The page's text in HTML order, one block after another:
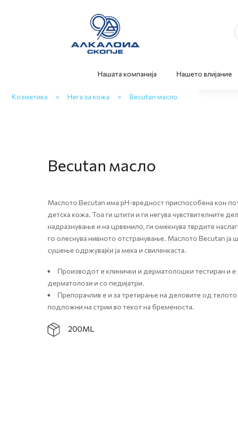
Нашата компанија Нашето влијание
Козметика > Нега за кожа > Becutan масло
Becutan масло
Mаслото Becutan има pH-вредност приспособена кон
детска кожа. Тоа ги штити и ги негува чувствителните
надразнување и на црвенило, ги омекнува тврдите
го олеснува нивното отстранување. Маслото Becutan ја
сушење одржувајќи ја мека и свиленкаста.
Производот е клинички и дерматолошки тестиран и е
дерматолози и со педијатри.
Препорачлив е и за третирање на деловите од телото
подложни на стрии во текот на бременоста.
200ML